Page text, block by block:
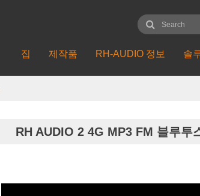
집 제작품 RH-AUDIO 정보 솔
RH AUDIO 2 4G MP3 FM 블루투